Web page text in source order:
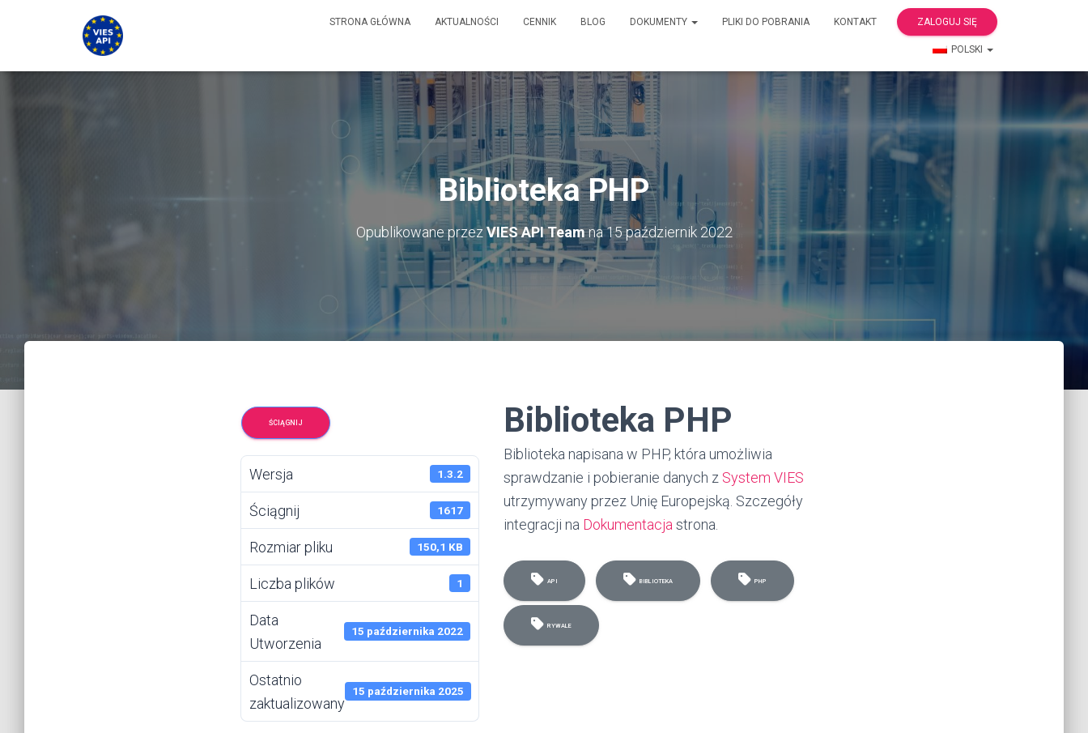
STRONA GŁÓWNA AKTUALNOŚCI CENNIK BLOG DOKUMENTY PLIKI DO POBRANIA KONTAKT ZALOGUJ SIĘ
POLSKI
Biblioteka PHP
Opublikowane przezVIES API Teamna15 październik 2022
ŚCIĄGNIJ
Wersja 1.3.2
Ściągnij 1617
Rozmiar pliku 150,1 KB
Liczba plików 1
Data
Utworzenia
15 października 2022
Ostatnio
zaktualizowany
15 października 2025
Biblioteka PHP
Biblioteka napisana w PHP, która umożliwia
sprawdzanie i pobieranie danych z System VIES
utrzymywany przez Unię Europejską. Szczegóły
integracji na Dokumentacja strona.
API BIBLIOTEKA PHP
RYWALE